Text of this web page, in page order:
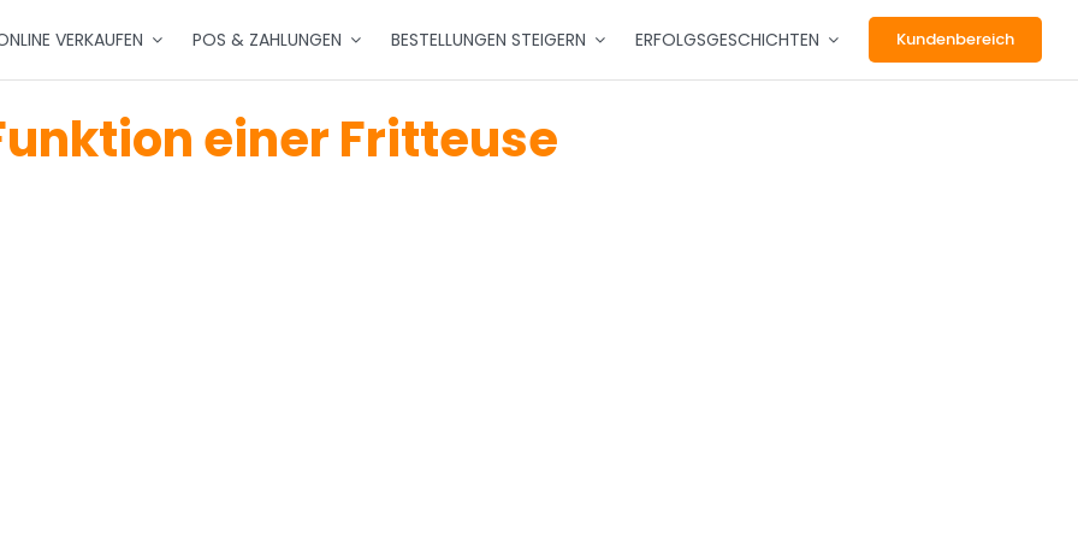
VERKAUFEN POS & ZAHLUNGEN BESTELLUNGEN STEIGERN ERFOLGSGESCHICHTEN Kundenbereich
einer Fritteuse